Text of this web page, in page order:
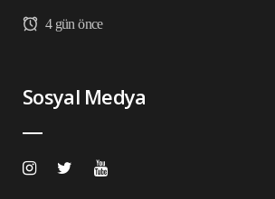
4 gün önce
Sosyal Medya